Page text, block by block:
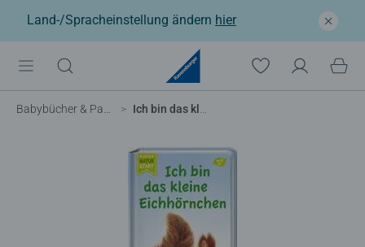
Land-/Spracheinstellung ändern hier
Babybücher & Pappbilderbücher Ich bin das kleine Eichhörnchen